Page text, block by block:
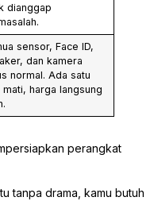
dianggap
sensor, Face ID,
dan kamera
normal. Ada satu
harga langsung
perangkat
tanpa drama, kamu butuh